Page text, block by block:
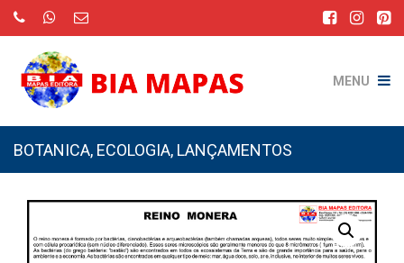
MENU
BOTANICA, ECOLOGIA, LANÇAMENTOS